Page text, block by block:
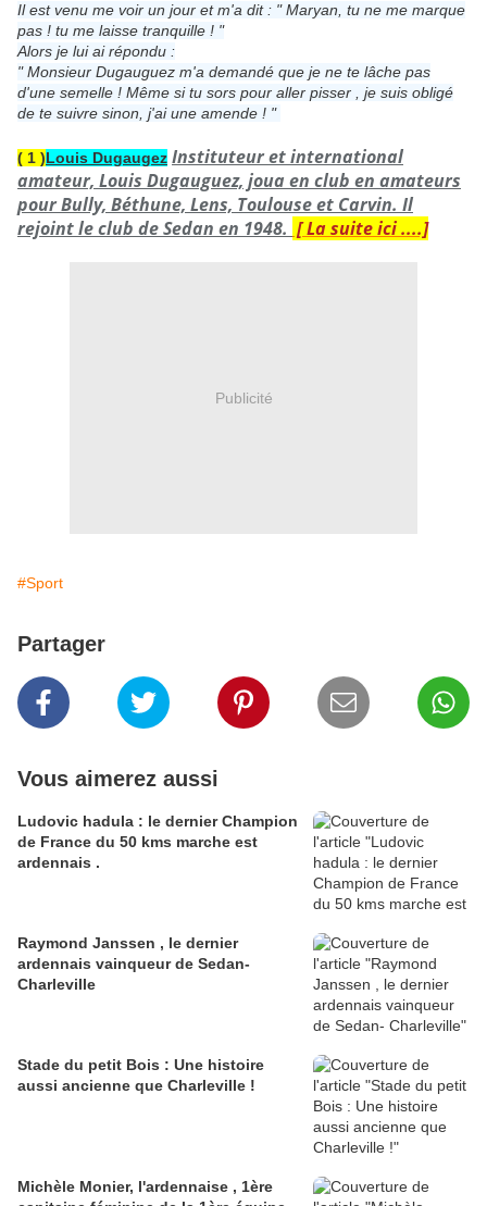
Il est venu me voir un jour et m'a dit : " Maryan, tu ne me marque
pas ! tu me laisse tranquille ! "
Alors je lui ai répondu :
" Monsieur Dugauguez m'a demandé que je ne te lâche pas
d'une semelle ! Même si tu sors pour aller pisser , je suis obligé
de te suivre sinon, j'ai une amende ! "
( 1 )Louis Dugaugez Instituteur et international
amateur, Louis Dugauguez, joua en club en amateurs
pour Bully, Béthune, Lens, Toulouse et Carvin. Il
rejoint le club de Sedan en 1948. [ La suite ici ....]
Publicité
#Sport
Partager
Vous aimerez aussi
Ludovic hadula : le dernier Champion
de France du 50 kms marche est
ardennais .
Raymond Janssen , le dernier
ardennais vainqueur de Sedan-
Charleville
Stade du petit Bois : Une histoire
aussi ancienne que Charleville !
Michèle Monier, l'ardennaise , 1ère